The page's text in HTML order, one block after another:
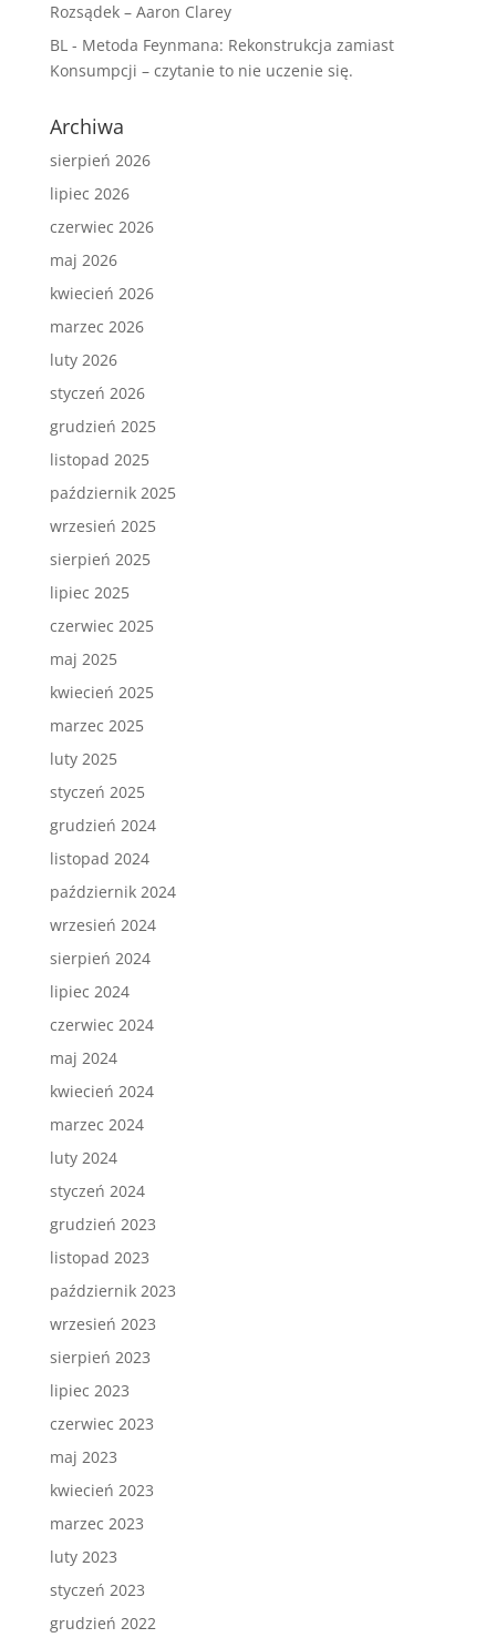
Rozsądek – Aaron Clarey
BL- Metoda Feynmana: Rekonstrukcja zamiast
Konsumpcji – czytanie to nie uczenie się.
Archiwa
sierpień 2026
lipiec 2026
czerwiec 2026
maj 2026
kwiecień 2026
marzec 2026
luty 2026
styczeń 2026
grudzień 2025
listopad 2025
październik 2025
wrzesień 2025
sierpień 2025
lipiec 2025
czerwiec 2025
maj 2025
kwiecień 2025
marzec 2025
luty 2025
styczeń 2025
grudzień 2024
listopad 2024
październik 2024
wrzesień 2024
sierpień 2024
lipiec 2024
czerwiec 2024
maj 2024
kwiecień 2024
marzec 2024
luty 2024
styczeń 2024
grudzień 2023
listopad 2023
październik 2023
wrzesień 2023
sierpień 2023
lipiec 2023
czerwiec 2023
maj 2023
kwiecień 2023
marzec 2023
luty 2023
styczeń 2023
grudzień 2022